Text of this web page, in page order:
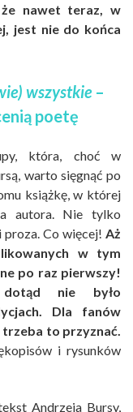
nawet teraz, w
jest nie do końca
wszystkie–
poetę
która, choć w
warto sięgnąć po
książkę, w której
autora. Nie tylko
Co więcej! Aż
w tym
po raz pierwszy!
nie było
Dla fanów
to przyznać.
i rysunków
Andrzeja Bursy,